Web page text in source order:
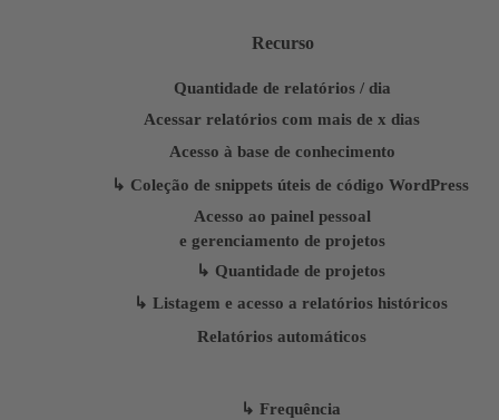
Recurso
Quantidade de relatórios / dia
Acessar relatórios com mais de x dias
Acesso à base de conhecimento
↳ Coleção de snippets úteis de código WordPress
Acesso ao painel pessoal
e gerenciamento de projetos
↳ Quantidade de projetos
↳ Listagem e acesso a relatórios históricos
Relatórios automáticos
↳ Frequência